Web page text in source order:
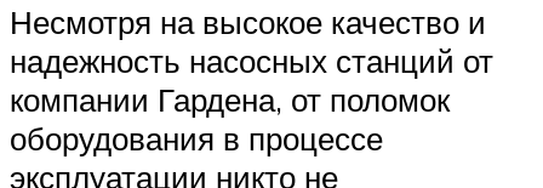
Несмотря на высокое качество и
надежность насосных станций от
компании Гардена, от поломок
оборудования в процессе
эксплуатации никто не